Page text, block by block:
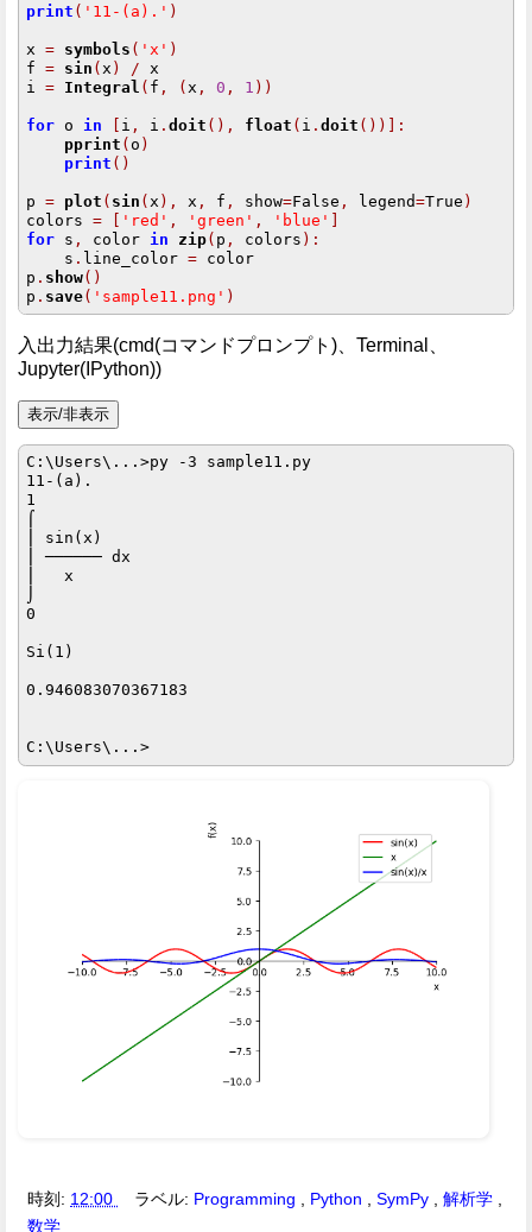
print ( '11-(a).' )
x = symbols ( 'x' )
f = sin ( x ) / x
i = Integral ( f , ( x , 0 , 1 ))
for o in i , i .doit (), float ( i .doit ())]:
pprint ( o )
print ()
p = plot ( sin ( x ), x , f , show=False , legend=True )
colors = 'red' , 'green' , 'blue'
for s , color in zip( p , colors ):
    s
. line_color = color
p . show()
p . save( 'sample11.png' )
入出力結果(cmd(コマンドプロンプト)、Terminal、
Jupyter(IPython))
C:\Users\...>py -3 sample11.py
11-(a).
1
⌠
⎮ sin(x)
⎮ ────── dx
⎮   x
⌡
0
Si(1)
0.946083070367183
時刻: 12:00 ラベル: Programming , Python ,SymPy ,解析学 ,
数学